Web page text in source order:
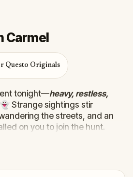
Carmel
Questo Originals
tonight—heavy, restless,
👻 Strange sightings stir
the streets, and an
on you to join the hunt.
device that detects the
uncover the truth behind ten
are harmless, lost between
dark purpose, plotting to